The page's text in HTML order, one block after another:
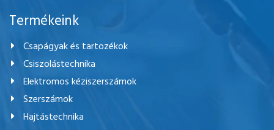
Termékeink
Csapágyak és tartozékok
Csiszolástechnika
Elektromos kéziszerszámok
Szerszámok
Hajtástechnika